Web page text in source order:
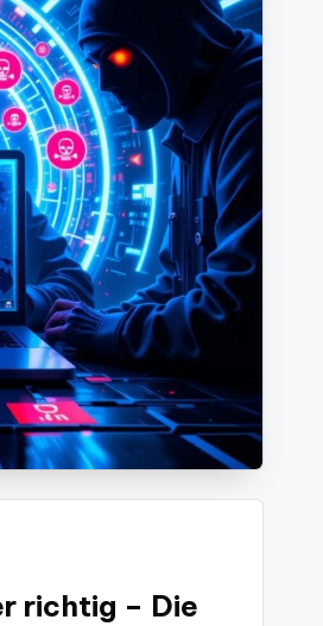
richtig – Die